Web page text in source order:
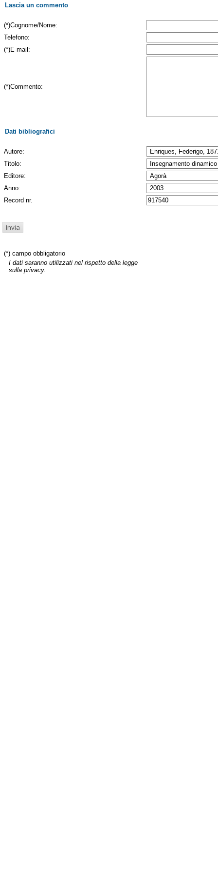
Lascia un commento
(*)Cognome/Nome:
Telefono:
(*)E-mail:
(*)Commento:
Dati bibliografici
Autore:
Titolo:
Editore:
Anno:
Record nr.
(*) campo obbligatorio
I dati saranno utilizzati nel rispetto della legge
sulla privacy.